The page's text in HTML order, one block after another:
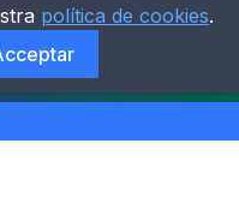
política de cookies.